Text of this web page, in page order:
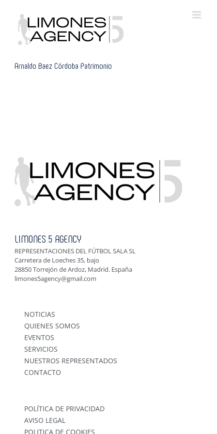
content
Arnaldo Baez Córdoba Patrimonio
LIMONES 5 AGENCY
REPRESENTACIONES DEL FÚTBOL SALA SL
Carretera de Loeches 35, bajo
28850 Torrejón de Ardoz, Madrid. España
limones5agency@gmail.com
NOTICIAS
QUIENES SOMOS
EVENTOS
SERVICIOS
NUESTROS REPRESENTADOS
CONTACTO
POLÍTICA DE PRIVACIDAD
AVISO LEGAL
POLITICA DE COOKIES